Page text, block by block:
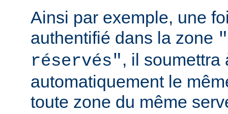
Ainsi par exemple, une
authentifié dans la zone
réservés", il soumettra
automatiquement le
toute zone du même